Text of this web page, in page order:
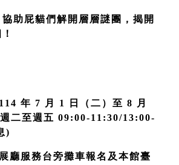
助屁貓們解開層層謎團，揭開
年 7 月 1 日（二）至 8 月
二至週五 09:00-11:30/13:00-
)
廳服務台旁攤車報名及本館臺